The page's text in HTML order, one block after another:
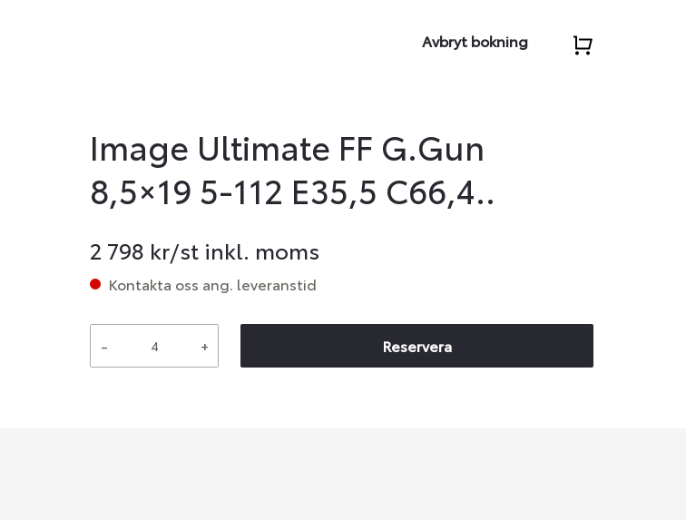
Avbryt bokning
Image Ultimate FF G.Gun
8,5×19 5-112 E35,5 C66,4..
2 798 kr/st inkl. moms
Kontakta oss ang. leveranstid
- + Reservera